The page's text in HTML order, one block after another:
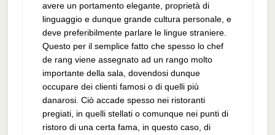
avere un portamento elegante, proprietà di
linguaggio e dunque grande cultura personale, e
deve preferibilmente parlare le lingue straniere.
Questo per il semplice fatto che spesso lo chef
de rang viene assegnato ad un rango molto
importante della sala, dovendosi dunque
occupare dei clienti famosi o di quelli più
danarosi. Ciò accade spesso nei ristoranti
pregiati, in quelli stellati o comunque nei punti di
ristoro di una certa fama, in questo caso, di